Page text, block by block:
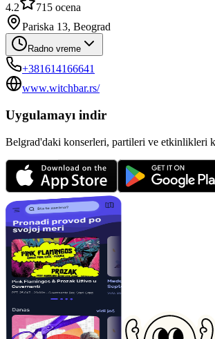
4.2 715 ocena
Pariska 13, Beograd
Radno vreme
+381614166641
www.witchbar.rs/
Uygulamayı indir
Belgrad'daki konserleri, partileri ve etkinlikleri